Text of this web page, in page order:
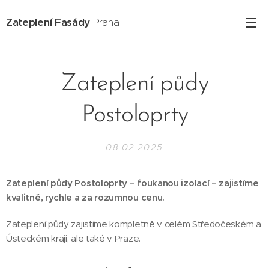
Zateplení Fasády Praha
Zateplení půdy
Postoloprty
08.02.2025
Zateplení půdy Postoloprty – foukanou izolací – zajistíme
kvalitně, rychle a za rozumnou cenu.
Zateplení půdy zajistíme kompletně v celém Středočeském a
Ústeckém kraji, ale také v Praze.